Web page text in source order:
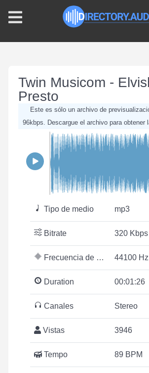
Twin Musicom -
Presto
Este es sólo un archivo de
96kbps. Descargue el archivo para obtener
Tipo de medio mp3
Bitrate 320 Kbps
Frecuencia de muestreo 44100 Hz
Duration 00:01:26
Canales Stereo
Vistas 3946
Tempo 89 BPM